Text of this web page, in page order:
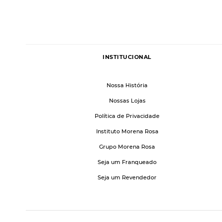
INSTITUCIONAL
Nossa História
Nossas Lojas
Política de Privacidade
Instituto Morena Rosa
Grupo Morena Rosa
Seja um Franqueado
Seja um Revendedor